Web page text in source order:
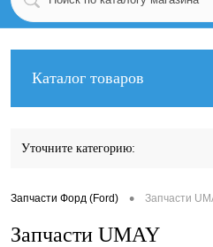
Каталог товаров
Уточните категорию:
Запчасти Форд (Ford) • Запчасти
Запчасти UMAY